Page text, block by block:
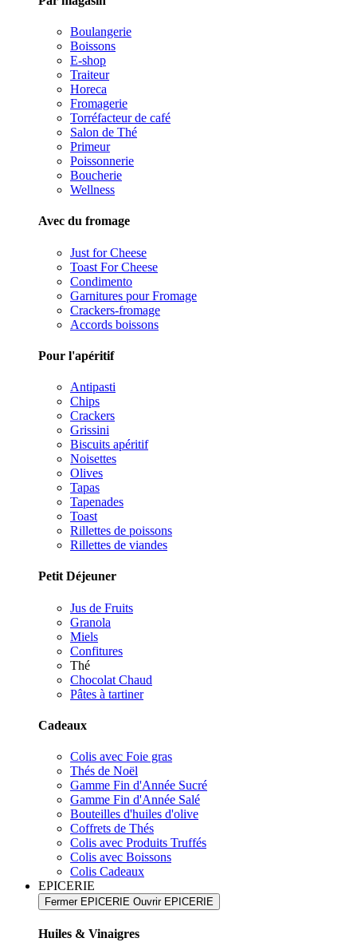
Boulangerie
Boissons
E-shop
Traiteur
Horeca
Fromagerie
Torréfacteur de café
Salon de Thé
Primeur
Poissonnerie
Boucherie
Wellness
Avec du fromage
Just for Cheese
Toast For Cheese
Condimento
Garnitures pour Fromage
Crackers-fromage
Accords boissons
Pour l'apéritif
Antipasti
Chips
Crackers
Grissini
Biscuits apéritif
Noisettes
Olives
Tapas
Tapenades
Toast
Rillettes de poissons
Rillettes de viandes
Petit Déjeuner
Jus de Fruits
Granola
Miels
Confitures
Thé
Chocolat Chaud
Pâtes à tartiner
Cadeaux
Colis avec Foie gras
Thés de Noël
Gamme Fin d'Année Sucré
Gamme Fin d'Année Salé
Bouteilles d'huiles d'olive
Coffrets de Thés
Colis avec Produits Truffés
Colis avec Boissons
Colis Cadeaux
EPICERIE
Fermer EPICERIE Ouvrir EPICERIE
Huiles & Vinaigres